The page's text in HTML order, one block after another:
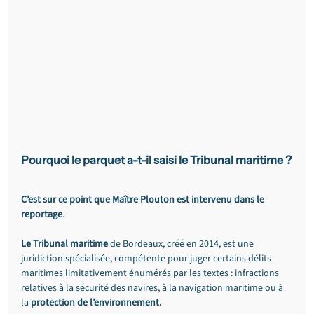
Pourquoi le parquet a-t-il saisi le Tribunal maritime ?
C’est sur ce point que Maître Plouton est intervenu dans le
reportage.
Le Tribunal maritime de Bordeaux, créé en 2014, est une
juridiction spécialisée, compétente pour juger certains délits
maritimes limitativement énumérés par les textes : infractions
relatives à la sécurité des navires, à la navigation maritime ou à
la protection de l’environnement.